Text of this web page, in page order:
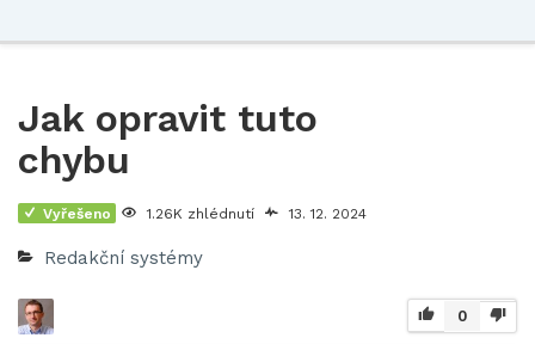
Jak opravit tuto
chybu
Vyřešeno 1.26K zhlédnutí 13. 12. 2024
Redakční systémy
0